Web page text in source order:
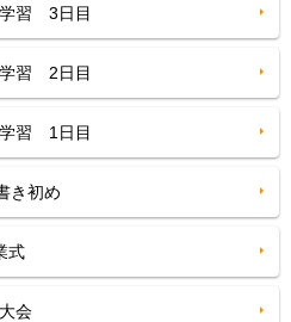
学習 3日目
学習 2日目
学習 1日目
き初め
式
会